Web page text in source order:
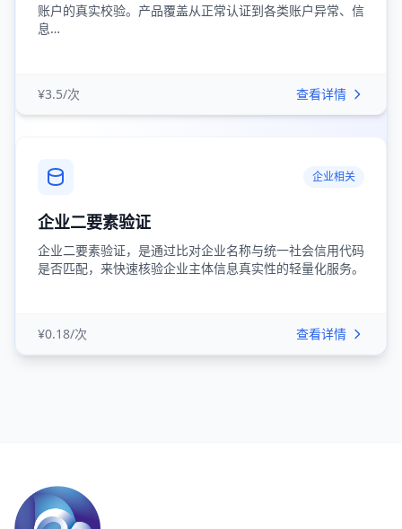
账户的真实校验。产品覆盖从正常认证到各类账户异常、信
息…
¥3.5/次 查看详情
企业相关
企业二要素验证
企业二要素验证，是通过比对企业名称与统一社会信用代码
是否匹配，来快速核验企业主体信息真实性的轻量化服务。
¥0.18/次 查看详情